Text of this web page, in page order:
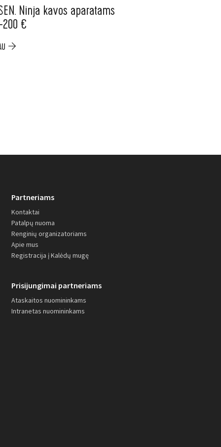
Ninja kavos aparatams
€
Partneriams
Kontaktai
Patalpų nuoma
Renginių organizatoriams
Apie mus
Registracija į Kalėdų mugę
Prisijungimai partneriams
Ataskaitos nuomininkams
Intranetas nuomininkams